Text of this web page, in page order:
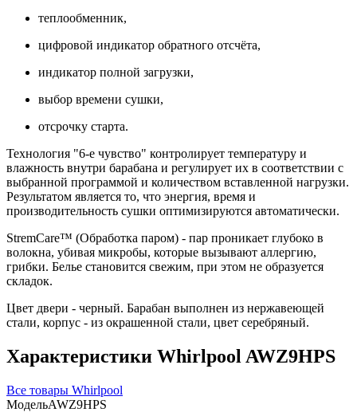
теплообменник,
цифровой индикатор обратного отсчёта,
индикатор полной загрузки,
выбор времени сушки,
отсрочку старта.
Технология "6-е чувство" контролирует температуру и
влажность внутри барабана и регулирует их в соответствии с
выбранной программой и количеством вставленной нагрузки.
Результатом является то, что энергия, время и
производительность сушки оптимизируются автоматически.
StremCare™ (Обработка паром) - пар проникает глубоко в
волокна, убивая микробы, которые вызывают аллергию,
грибки. Белье становится свежим, при этом не образуется
складок.
Цвет двери - черный. Барабан выполнен из нержавеющей
стали, корпус - из окрашенной стали, цвет серебряный.
Характеристики Whirlpool AWZ9HPS
Все товары Whirlpool
МодельAWZ9HPS